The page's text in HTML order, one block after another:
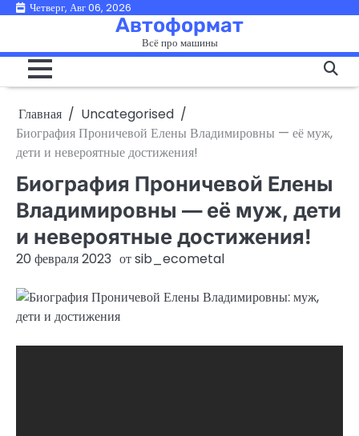
ПерейтиЧетверг, Авг 06, 2026
Автоформат
Всё про машины
Главная
Uncategorised
Биография Проничевой Елены Владимировны — её муж,
дети и невероятные достижения!
Биография Проничевой Елены
Владимировны — её муж, дети
и невероятные достижения!
20 февраля 2023 отsib_ecometal